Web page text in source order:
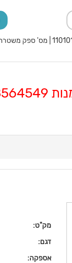
מק"ט:
דגם:
אספקה: